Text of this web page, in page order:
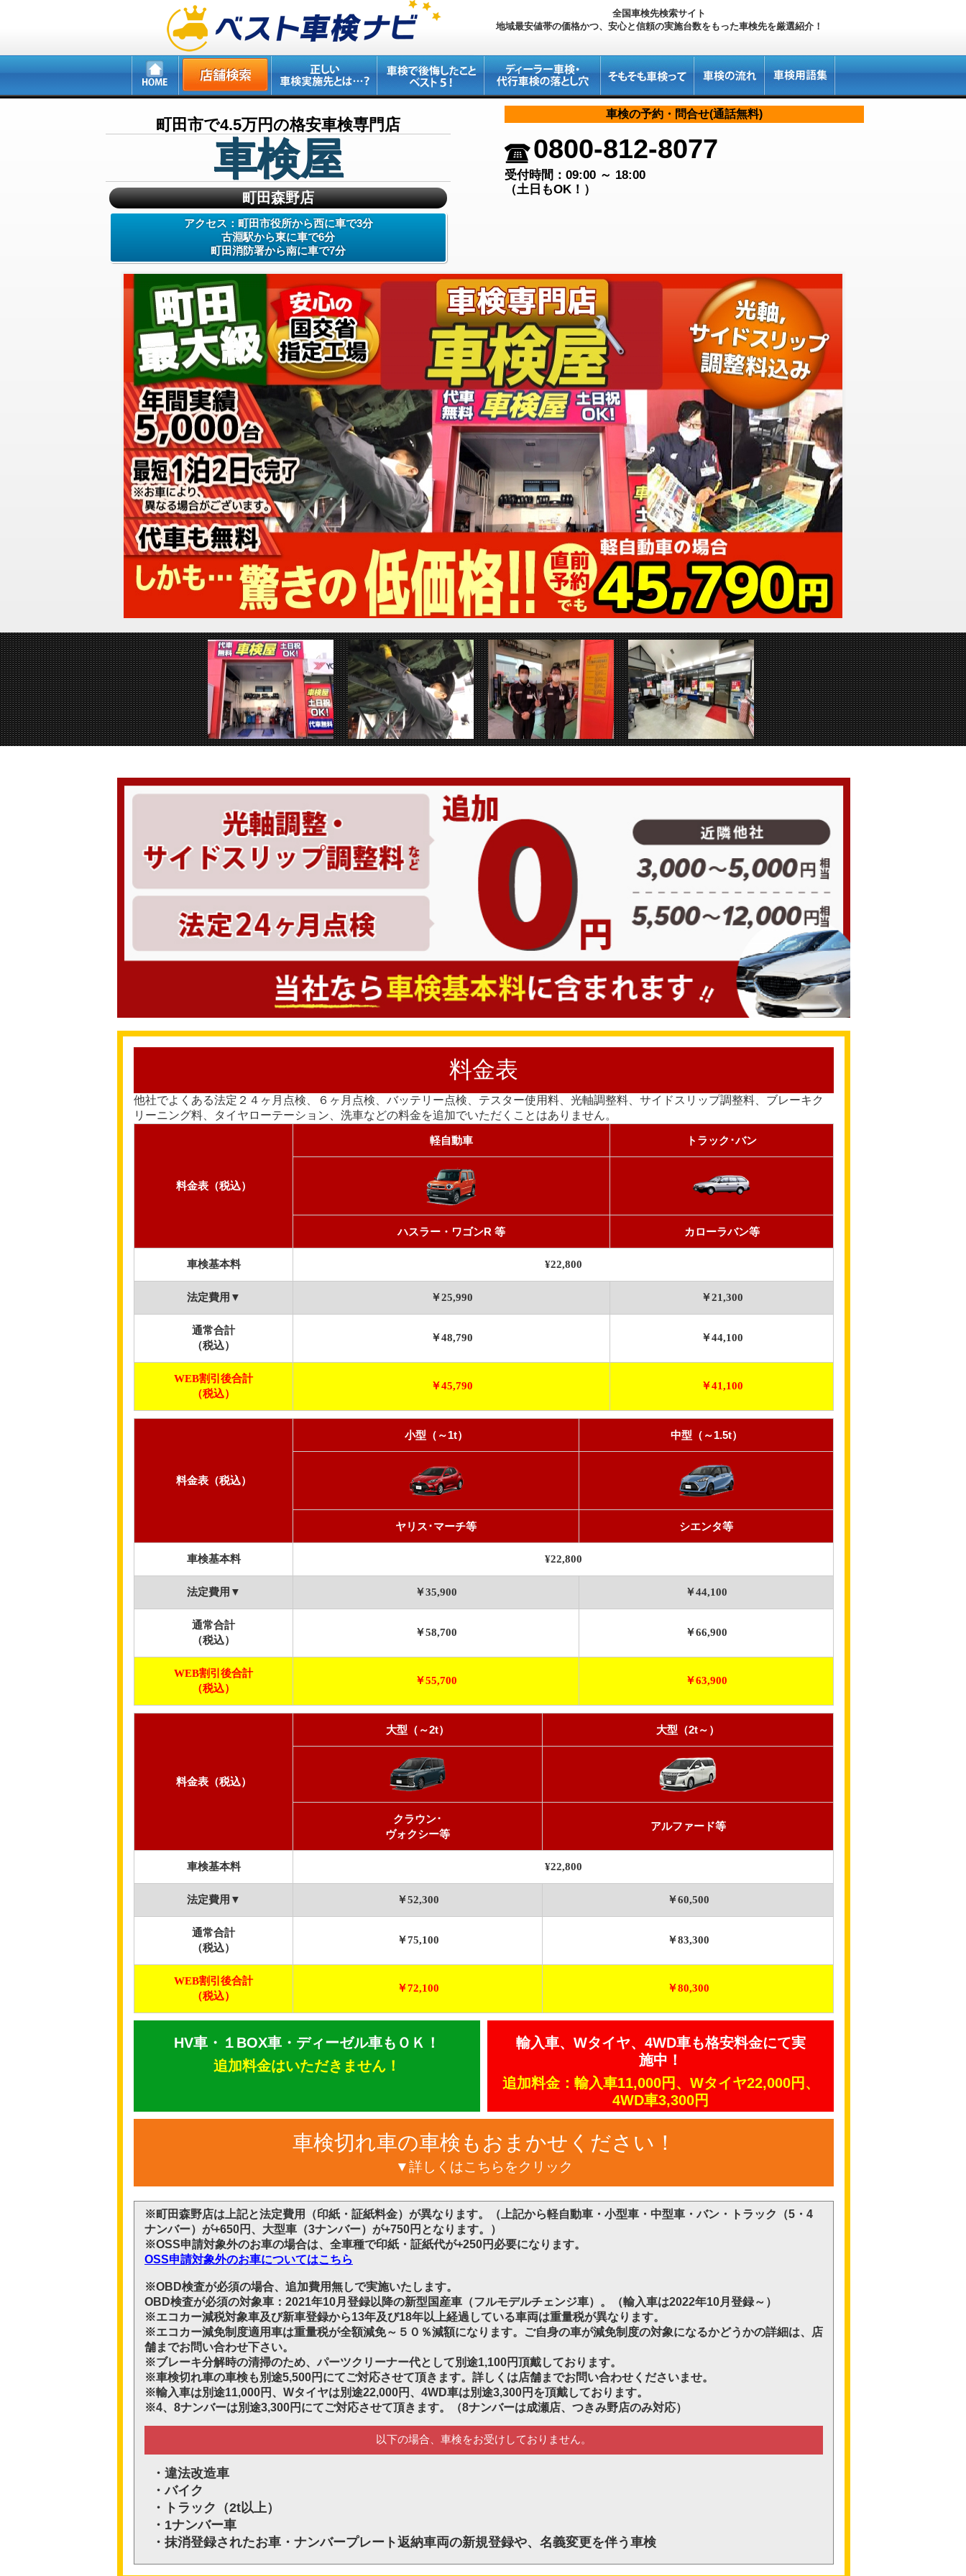
全国車検先検索サイト
地域最安値帯の価格かつ、安心と信頼の実施台数をもった車検先を厳選紹介！
町田市で4.5万円の格安車検専門店
車検屋
町田森野店
アクセス：町田市役所から西に車で3分
古淵駅から東に車で6分
町田消防署から南に車で7分
車検の予約・問合せ(通話無料)
0800-812-8077
受付時間：09:00 ～ 18:00
（土日もOK！）
料金表
他社でよくある法定２４ヶ月点検、６ヶ月点検、バッテリー点検、テスター使用料、光軸調整料、サイドスリップ調整料、ブレーキク
リーニング料、タイヤローテーション、洗車などの料金を追加でいただくことはありません。
料金表（税込）
軽自動車 トラック･バン
ハスラー・ワゴンR 等 カローラバン等
車検基本料 ¥22,800
法定費用▼ ￥25,990 ￥21,300
通常合計
（税込）
￥48,790 ￥44,100
WEB割引後合計
（税込）
￥45,790 ￥41,100
料金表（税込）
小型（～1t） 中型（～1.5t）
ヤリス･マーチ等 シエンタ等
車検基本料 ¥22,800
法定費用▼ ￥35,900 ￥44,100
通常合計
（税込）
￥58,700 ￥66,900
WEB割引後合計
（税込）
￥55,700 ￥63,900
料金表（税込）
大型（～2t） 大型（2t～）
クラウン･
ヴォクシー等
アルファード等
車検基本料 ¥22,800
法定費用▼ ￥52,300 ￥60,500
通常合計
（税込）
￥75,100 ￥83,300
WEB割引後合計
（税込）
￥72,100 ￥80,300
HV車・１BOX車・ディーゼル車もＯＫ！
追加料金はいただきません！
輸入車、Wタイヤ、4WD車も格安料金にて実
施中！
追加料金：輸入車11,000円、Wタイヤ22,000円、
4WD車3,300円
車検切れ車の車検もおまかせください！
▼詳しくはこちらをクリック
※町田森野店は上記と法定費用（印紙・証紙料金）が異なります。（上記から軽自動車・小型車・中型車・バン・トラック（5・4
ナンバー）が+650円、大型車（3ナンバー）が+750円となります。）
※OSS申請対象外のお車の場合は、全車種で印紙・証紙代が+250円必要になります。
OSS申請対象外のお車についてはこちら
※OBD検査が必須の場合、追加費用無しで実施いたします。
OBD検査が必須の対象車：2021年10月登録以降の新型国産車（フルモデルチェンジ車）。（輸入車は2022年10月登録～）
※エコカー減税対象車及び新車登録から13年及び18年以上経過している車両は重量税が異なります。
※エコカー減免制度適用車は重量税が全額減免～５０％減額になります。ご自身の車が減免制度の対象になるかどうかの詳細は、店
舗までお問い合わせ下さい。
※ブレーキ分解時の清掃のため、パーツクリーナー代として別途1,100円頂戴しております。
※車検切れ車の車検も別途5,500円にてご対応させて頂きます。詳しくは店舗までお問い合わせくださいませ。
※輸入車は別途11,000円、Wタイヤは別途22,000円、4WD車は別途3,300円を頂戴しております。
※4、8ナンバーは別途3,300円にてご対応させて頂きます。（8ナンバーは成瀬店、つきみ野店のみ対応）
以下の場合、車検をお受けしておりません。
・違法改造車
・バイク
・トラック（2t以上）
・1ナンバー車
・抹消登録されたお車・ナンバープレート返納車両の新規登録や、名義変更を伴う車検